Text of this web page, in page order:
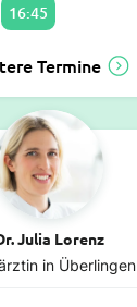
16:45
Termine
Julia Lorenz
in Überlingen